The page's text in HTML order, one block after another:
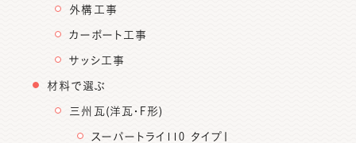
外構工事
カーポート工事
サッシ工事
材料で選ぶ
三州瓦(洋瓦・F形)
スーパートライ110 タイプⅠ